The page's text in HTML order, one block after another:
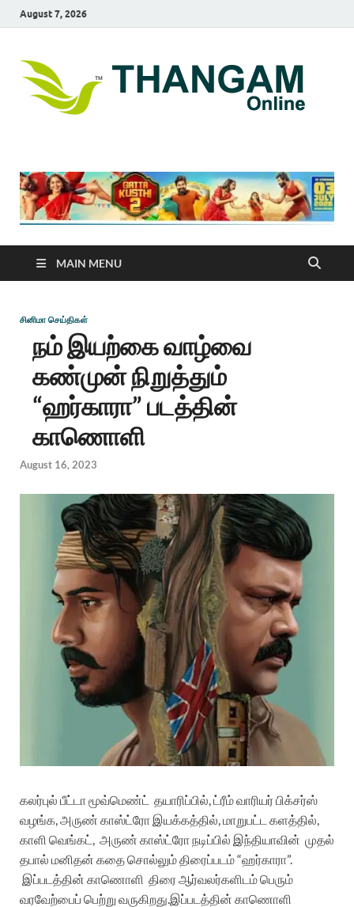
August 7, 2026
MAIN MENU
சினிமா செய்திகள்
நம் இயற்கை வாழ்வை
கண்முன் நிறுத்தும்
“ஹர்காரா” படத்தின்
காணொளி
August 16, 2023
கலர்புல் பீட்டா மூவ்மெண்ட் தயாரிப்பில் ட்ரீம்வாரியர்பிக்சர்ஸ்
வழங்க அருண் காஸ்ட்ரோ இயக்கத்தில் மாறுபட்ட களத்தில்
காளி வெங்கட் அருண் காஸ்ட்ரோநடிப்பில் இந்தியாவின் முதல்
தபால் மனிதன் கதைசொல்லும்திரைப்படம்“ஹர்காரா”.
இப்படத்தின் காணொளி திரைஆர்வலர்களிடம்பெரும்
வரவேற்பைப் பெற்று வருகிறது இப்படத்தின் காணொளி